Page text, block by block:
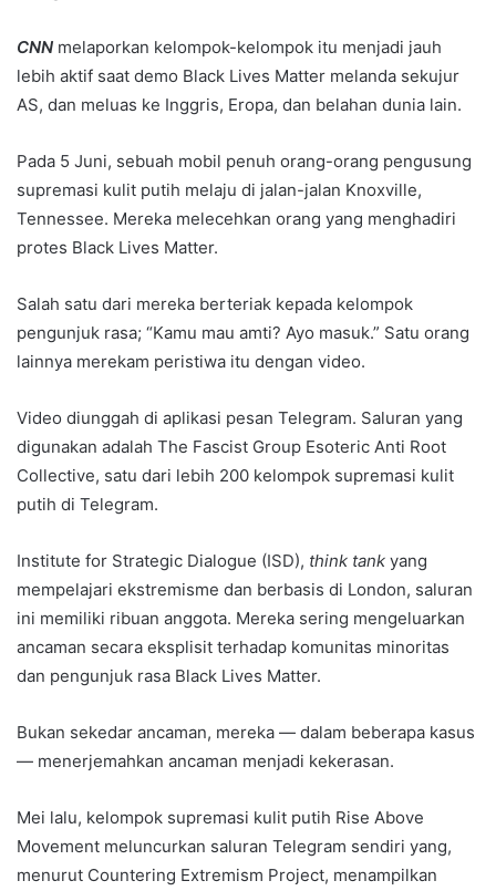
CNN melaporkan kelompok-kelompok itu menjadi jauh
lebih aktif saat demo Black Lives Matter melanda sekujur
AS, dan meluas ke Inggris, Eropa, dan belahan dunia lain.
Pada 5 Juni, sebuah mobil penuh orang-orang pengusung
supremasi kulit putih melaju di jalan-jalan Knoxville,
Tennessee. Mereka melecehkan orang yang menghadiri
protes Black Lives Matter.
Salah satu dari mereka berteriak kepada kelompok
pengunjuk rasa; “Kamu mau amti? Ayo masuk.” Satu orang
lainnya merekam peristiwa itu dengan video.
Video diunggah di aplikasi pesan Telegram. Saluran yang
digunakan adalah The Fascist Group Esoteric Anti Root
Collective, satu dari lebih 200 kelompok supremasi kulit
putih di Telegram.
Institute for Strategic Dialogue (ISD), think tank yang
mempelajari ekstremisme dan berbasis di London, saluran
ini memiliki ribuan anggota. Mereka sering mengeluarkan
ancaman secara eksplisit terhadap komunitas minoritas
dan pengunjuk rasa Black Lives Matter.
Bukan sekedar ancaman, mereka — dalam beberapa kasus
— menerjemahkan ancaman menjadi kekerasan.
Mei lalu, kelompok supremasi kulit putih Rise Above
Movement meluncurkan saluran Telegram sendiri yang,
menurut Countering Extremism Project, menampilkan